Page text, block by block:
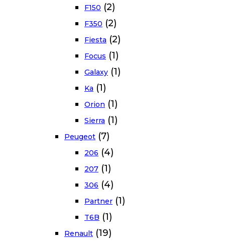
F150 (2)
F350 (2)
Fiesta (2)
Focus (1)
Galaxy (1)
Ka (1)
Orion (1)
Sierra (1)
Peugeot (7)
206 (4)
207 (1)
306 (4)
Partner (1)
T6B (1)
Renault (19)